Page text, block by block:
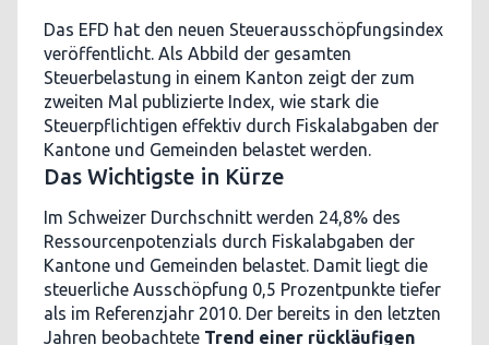
Das EFD hat den neuen Steuerausschöpfungsindex
veröffentlicht. Als Abbild der gesamten
Steuerbelastung in einem Kanton zeigt der zum
zweiten Mal publizierte Index, wie stark die
Steuerpflichtigen effektiv durch Fiskalabgaben der
Kantone und Gemeinden belastet werden.
Das Wichtigste in Kürze
Im Schweizer Durchschnitt werden 24,8% des
Ressourcenpotenzials durch Fiskalabgaben der
Kantone und Gemeinden belastet. Damit liegt die
steuerliche Ausschöpfung 0,5 Prozentpunkte tiefer
als im Referenzjahr 2010. Der bereits in den letzten
Jahren beobachtete Trend einer rückläufigen